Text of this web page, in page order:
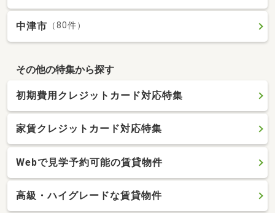
中津市 （80件）
その他の特集から探す
初期費用クレジットカード対応特集
家賃クレジットカード対応特集
Webで見学予約可能の賃貸物件
高級・ハイグレードな賃貸物件